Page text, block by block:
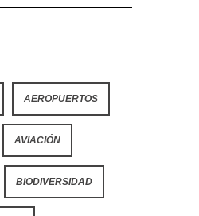
AEROPUERTOS
AVIACIÓN
BIODIVERSIDAD